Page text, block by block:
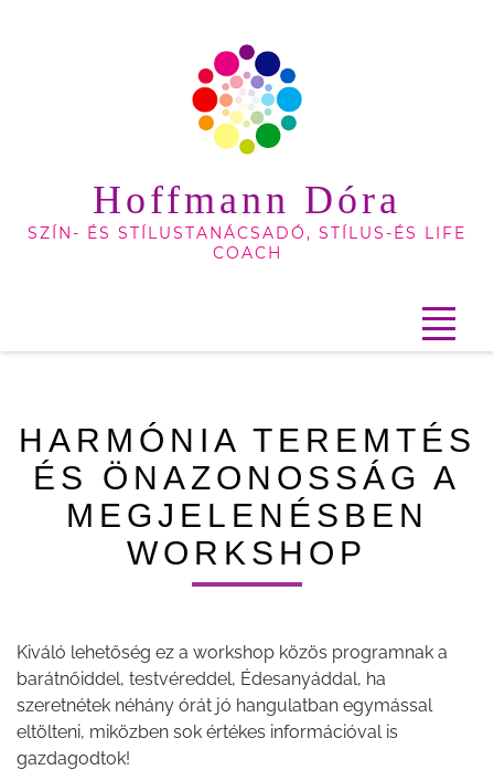
Hoffmann Dóra
SZÍN- ÉS STÍLUSTANÁCSADÓ, STÍLUS-ÉS LIFE
COACH
HARMÓNIA TEREMTÉS
ÉS ÖNAZONOSSÁG A
MEGJELENÉSBEN
WORKSHOP
Kiváló lehetőség ez a workshop közös programnak a
barátnőiddel, testvéreddel, Édesanyáddal, ha
szeretnétek néhány órát jó hangulatban egymással
eltölteni, miközben sok értékes információval is
gazdagodtok!